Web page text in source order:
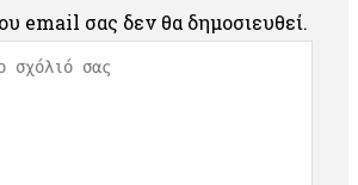
email σας δεν θα δημοσιευθεί.